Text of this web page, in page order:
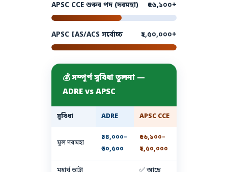
APSC CCE শুৰুৰ পদ (দৰমহা) ₹৫৬,১০০+
APSC IAS/ACS সৰ্বোচ্চ ₹২,৫০,০০০+
💰 সম্পূৰ্ণ সুবিধা তুলনা —
ADRE vs APSC
সুবিধা ADRE APSC CCE
মূল দৰমহা
₹১৪,০০০–
₹৬০,৫০০
₹৫৬,১০০–
₹২,৫০,০০০